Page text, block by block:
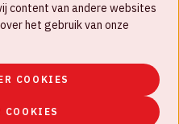
content van andere websites
het gebruik van onze
COOKIES
COOKIES